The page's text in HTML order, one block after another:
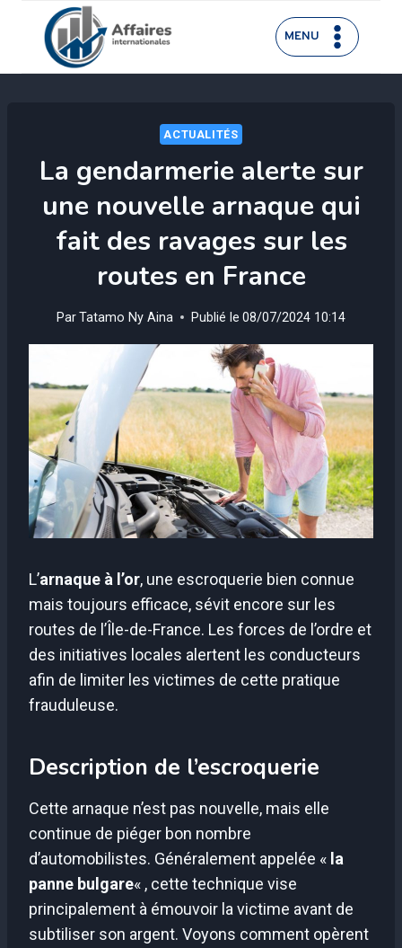
contenu
MENU
ACTUALITÉS
La gendarmerie alerte sur
une nouvelle arnaque qui
fait des ravages sur les
routes en France
ParTatamo Ny Aina Publié le 08/07/2024 10:14
L’arnaque à l’or, une escroquerie bien connue
mais toujours efficace, sévit encore sur les
routes de l’Île-de-France. Les forces de l’ordre et
des initiatives locales alertent les conducteurs
afin de limiter les victimes de cette pratique
frauduleuse.
Description de l’escroquerie
Cette arnaque n’est pas nouvelle, mais elle
continue de piéger bon nombre
d’automobilistes. Généralement appelée « la
panne bulgare« , cette technique vise
principalement à émouvoir la victime avant de
subtiliser son argent. Voyons comment opèrent